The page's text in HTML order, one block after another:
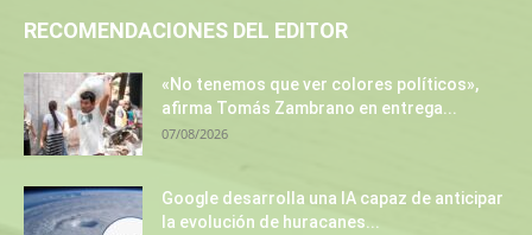
RECOMENDACIONES DEL EDITOR
«No tenemos que ver colores políticos»,
afirma Tomás Zambrano en entrega...
07/08/2026
Google desarrolla una IA capaz de anticipar
la evolución de huracanes...